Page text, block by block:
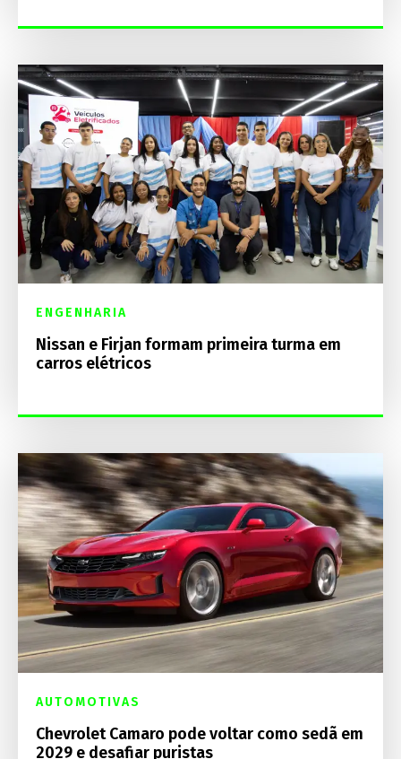
ENGENHARIA
Nissan e Firjan formam primeira turma em
carros elétricos
AUTOMOTIVAS
Chevrolet Camaro pode voltar como sedã em
2029 e desafiar puristas